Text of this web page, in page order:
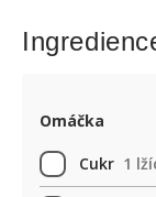
Omáčka
Cukr 1